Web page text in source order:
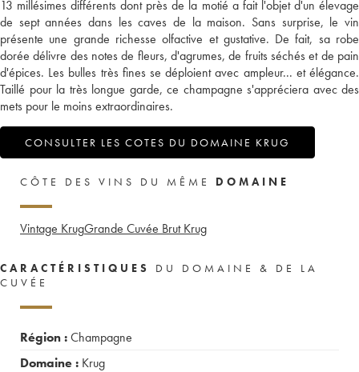
13 millésimes différents dont près de la motié a fait l'objet d'un élevage
de sept années dans les caves de la maison. Sans surprise, le vin
présente une grande richesse olfactive et gustative. De fait, sa robe
dorée délivre des notes de fleurs, d'agrumes, de fruits séchés et de pain
d'épices. Les bulles très fines se déploient avec ampleur... et élégance.
Taillé pour la très longue garde, ce champagne s'appréciera avec des
mets pour le moins extraordinaires.
CONSULTER LES COTES DU DOMAINE KRUG
CÔTE DES VINS DU MÊME DOMAINE
Vintage KrugGrande Cuvée Brut Krug
CARACTÉRISTIQUES
DU DOMAINE & DE LA
CUVÉE
Région :Champagne
Domaine : Krug